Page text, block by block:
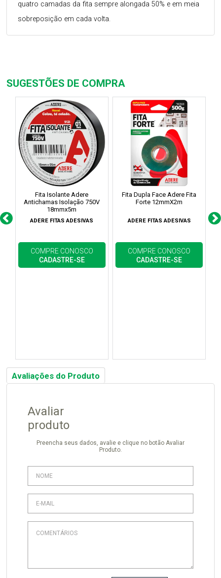
quatro camadas da fita sempre alongada 50% e em meia
sobreposição em cada volta.
SUGESTÕES DE COMPRA
Fita Isolante Adere
Antichamas Isolação 750V
18mmx5m
ADERE FITAS ADESIVAS
COMPRE CONOSCO
CADASTRE-SE
Fita Dupla Face Adere Fita
Forte 12mmX2m
ADERE FITAS ADESIVAS
COMPRE CONOSCO
CADASTRE-SE
Avaliações do Produto
Avaliar
produto
Preencha seus dados, avalie e clique no botão Avaliar
Produto.